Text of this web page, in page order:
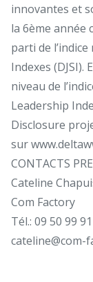
innovantes et
la 6ème année
parti de
Indexes (DJSI).
niveau de
Leadership
Disclosure
sur
CONTACTS
Cateline
Com Factory
Tél.: 09 50 99
cateline@com-